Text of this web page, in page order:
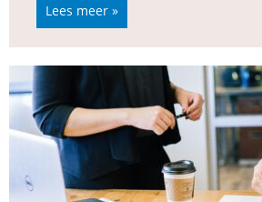
Lees meer »